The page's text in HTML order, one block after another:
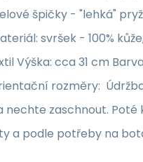
špičky - "lehká"
svršek - 100%
Výška: cca 31 cm
rozměry:
zaschnout. Poté
a podle potřeby na